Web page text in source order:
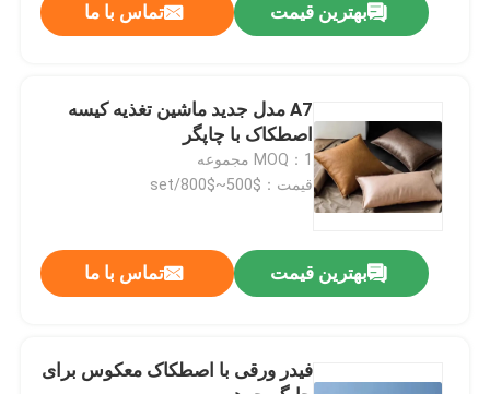
بهترین قیمت تماس با ما
A7 مدل جدید ماشین تغذیه کیسه
اصطکاک با چاپگر
MOQ：1 مجموعه
قیمت：$500~$800/set
بهترین قیمت تماس با ما
فیدر ورقی با اصطکاک معکوس برای